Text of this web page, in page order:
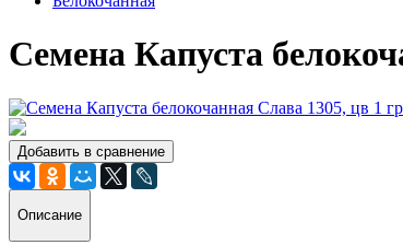
Семена Капуста
Добавить в сравнение
Описание